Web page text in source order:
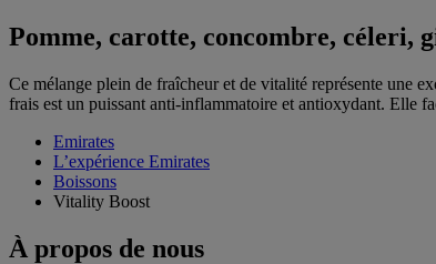
Pomme, carotte, concombre, céleri,
Ce mélange plein de fraîcheur et de vitalité représente une
frais est un puissant anti-inflammatoire et antioxydant. Elle
Emirates
L’expérience Emirates
Boissons
Vitality Boost
À propos de nous